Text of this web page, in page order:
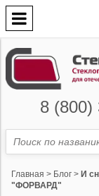
8 (800)
Главная > Блог > И
"ФОРВАРД"